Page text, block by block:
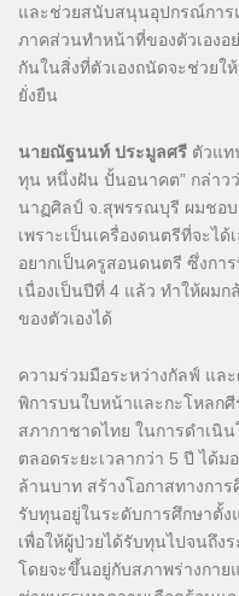
และช่วยสนับสนุนอุปกรณ์การ
ภาคส่วนทำหน้าที่ของตัวเองอ
กันในสิ่งที่ตัวเองถนัดจะช่วยใ
ยั่งยืน
นายณัฐนนท์ ประมูลศรี ตัวแท
ทุน หนึ่งฝัน ปั้นอนาคต” กล่าว
นาฏศิลป์ จ.สุพรรณบุรี ผมชอ
เพราะเป็นเครื่องดนตรีที่จะไ
อยากเป็นครูสอนดนตรี ซึ่งกา
เนื่องเป็นปีที่ 4 แล้ว ทำให้ผม
ของตัวเองได้
ความร่วมมือระหว่างกัลฟ์ แล
พิการบนใบหน้าและกะโหลก
สภากาชาดไทย ในการดำเนิ
ตลอดระยะเวลากว่า 5 ปี ได้
ล้านบาท สร้างโอกาสทางกา
รับทุนอยู่ในระดับการศึกษาตั้
เพื่อให้ผู้ป่วยได้รับทุนไปจนถึง
โดยจะขึ้นอยู่กับสภาพร่างกา